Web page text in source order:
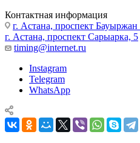
Контактная информация
г. Астана, проспект
г. Астана, проспект Сарыарка, 5
timing@internet.ru
Instagram
Telegram
WhatsApp